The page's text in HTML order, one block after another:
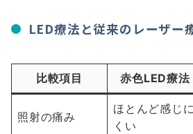
LED療法と従来のレーザー
比較項目 赤色LED療法
照射の痛み
ほとんど感じに
くい